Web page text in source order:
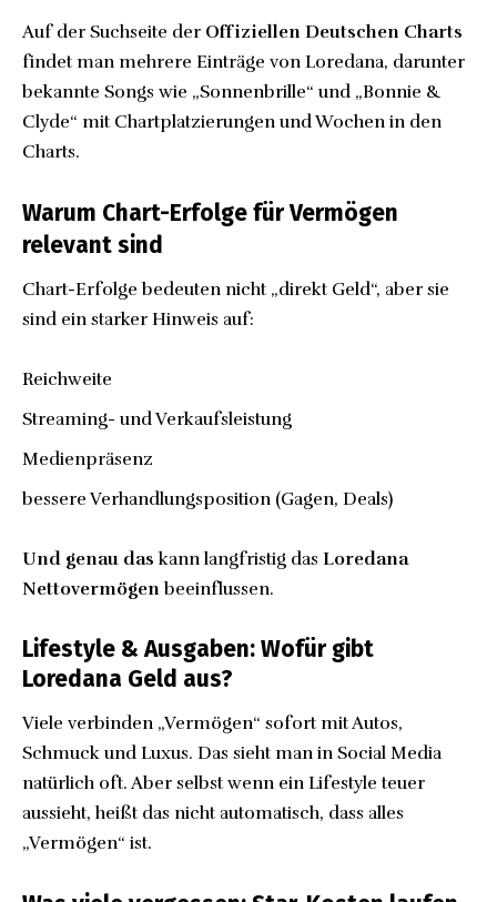
Auf der Suchseite der Offiziellen Deutschen Charts
findet man mehrere Einträge von Loredana, darunter
bekannte Songs wie „Sonnenbrille“ und „Bonnie &
Clyde“ mit Chartplatzierungen und Wochen in den
Charts.
Warum Chart-Erfolge für Vermögen
relevant sind
Chart-Erfolge bedeuten nicht „direkt Geld“, aber sie
sind ein starker Hinweis auf:
Reichweite
Streaming- und Verkaufsleistung
Medienpräsenz
bessere Verhandlungsposition (Gagen, Deals)
Und genau das kann langfristig das Loredana
Nettovermögenbeeinflussen.
Lifestyle & Ausgaben: Wofür gibt
Loredana Geld aus?
Viele verbinden „Vermögen“ sofort mit Autos,
Schmuck und Luxus. Das sieht man in Social Media
natürlich oft. Aber selbst wenn ein Lifestyle teuer
aussieht, heißt das nicht automatisch, dass alles
„Vermögen“ ist.